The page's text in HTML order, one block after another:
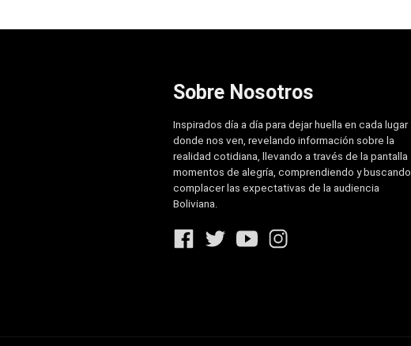
Sobre Nosotros
Inspirados día a día para dejar huella en cada lugar
donde nos ven, revelando información sobre la
realidad cotidiana, llevando a través de la pantalla
momentos de alegría, comprendiendo y buscando
complacer las expectativas de la audiencia
Boliviana.